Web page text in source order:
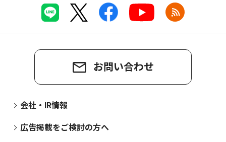
お問い合わせ
会社・IR情報
広告掲載をご検討の方へ